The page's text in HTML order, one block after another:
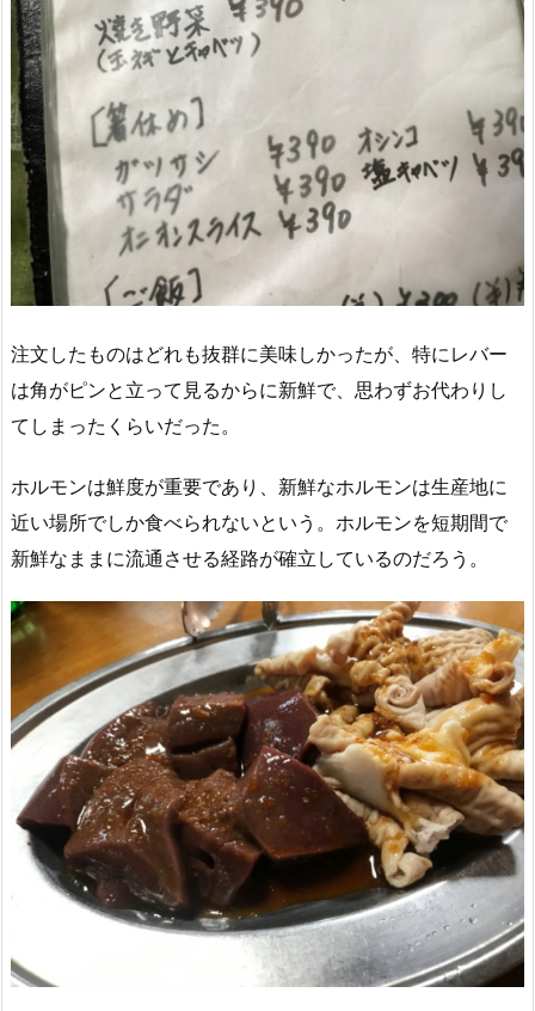
注文したものはどれも抜群に美味しかったが、特にレバー
は角がピンと立って見るからに新鮮で、思わずお代わりし
てしまったくらいだった。
ホルモンは鮮度が重要であり、新鮮なホルモンは生産地に
近い場所でしか食べられないという。ホルモンを短期間で
新鮮なままに流通させる経路が確立しているのだろう。